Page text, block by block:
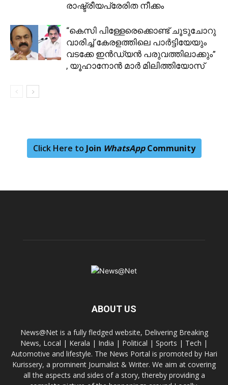
രാഷ്ട്രീയപ്രേരിത നീക്കം
“കെസി പിള്ളേരെക്കൊണ്ട് ചൂടുചോറു
വാരിച്ച് കേരളത്തിലെ പാർട്ടിയേയും
വടക്കേ ഇൻഡ്യൻ പരുവത്തിലാക്കും”
, യൂഹാനോൻ മാർ മിലിത്തിയോസ്
Click Here to Join WhatsAppCommunity
ABOUT US
News@Net is a fully fledged website, Delivering Breaking
News, Local | Kerala | India | Political | Sports | Tech |
Automotive and lifestyle. The News Portal is promoted by Hari
Kurissery, a prominent Journalist & Writer. We aim at covering
all the aspects and sides of a story, thereby providing a